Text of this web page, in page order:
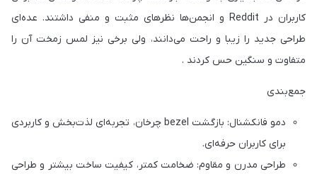
کاربران در Reddit و انجمن‌ها نظرهای مثبت و منفی داشتند. عده‌ای
طراحی جدید را زیبا و راحت می‌دانند، ولی برخی نیز لمس زمخت آن را
متفاوت و سنگین حس کردند .
جمع‌بندی
دمو فانکشنال: بازگشت bezel چرخان، تجربه‌ای لذت‌بخش و کاربردی
برای کاربران حرفه‌ای.
طراحی مدرن و مقاوم: ضخامت کمتر، کیفیت ساخت بیشتر و طراحی